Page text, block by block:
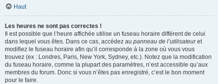
Haut
Les heures ne sont pas correctes !
Il est possible que l’heure affichée utilise un fuseau horaire différent de celui
dans lequel vous êtes. Dans ce cas, accédez au panneau de l’utilisateuret
modifiez le fuseau horaire afin qu’il corresponde à la zone où vous vous
trouvez (ex : Londres, Paris, New York, Sydney, etc.). Notez que la modification
du fuseau horaire, comme la plupart des paramètres, n’est accessible qu’aux
membres du forum. Donc si vous n’êtes pas enregistré, c’est le bon moment
pour le faire.